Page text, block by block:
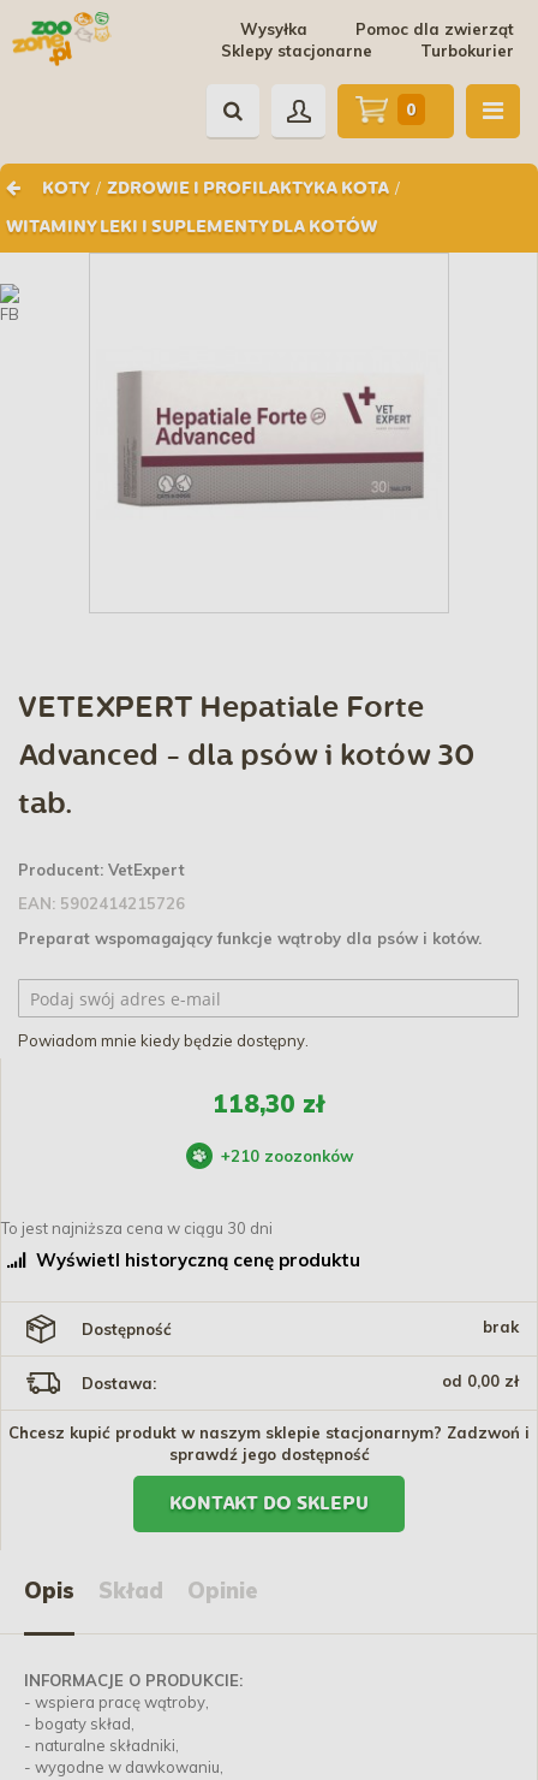
Pomoc dla zwierząt
Wysyłka
Turbokurier
Sklepy stacjonarne
KOTY / ZDROWIE I PROFILAKTYKA KOTA /
WITAMINY LEKI I SUPLEMENTY DLA KOTÓW
0
VETEXPERT Hepatiale Forte
Advanced - dla psów i kotów 30
tab.
Producent: VetExpert
EAN: 5902414215726
Preparat wspomagający funkcje wątroby dla psów i kotów.
Powiadom mnie kiedy będzie dostępny.
118,30 zł
+210 zoozonków
To jest najniższa cena w ciągu 30 dni
Wyświetl historyczną cenę produktu
Dostępność brak
Dostawa: od 0,00 zł
Chcesz kupić produkt w naszym sklepie stacjonarnym? Zadzwoń i
sprawdź jego dostępność
KONTAKT DO SKLEPU
Opis Skład Opinie
INFORMACJE O PRODUKCIE:
- wspiera pracę wątroby,
- bogaty skład,
- naturalne składniki,
- wygodne w dawkowaniu,